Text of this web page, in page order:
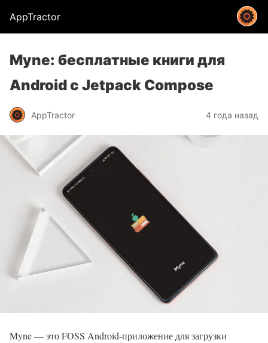
AppTractor
Myne: бесплатные книги для
Android с Jetpack Compose
AppTractor 4 года назад
Myne — это FOSS Android-приложение для загрузки